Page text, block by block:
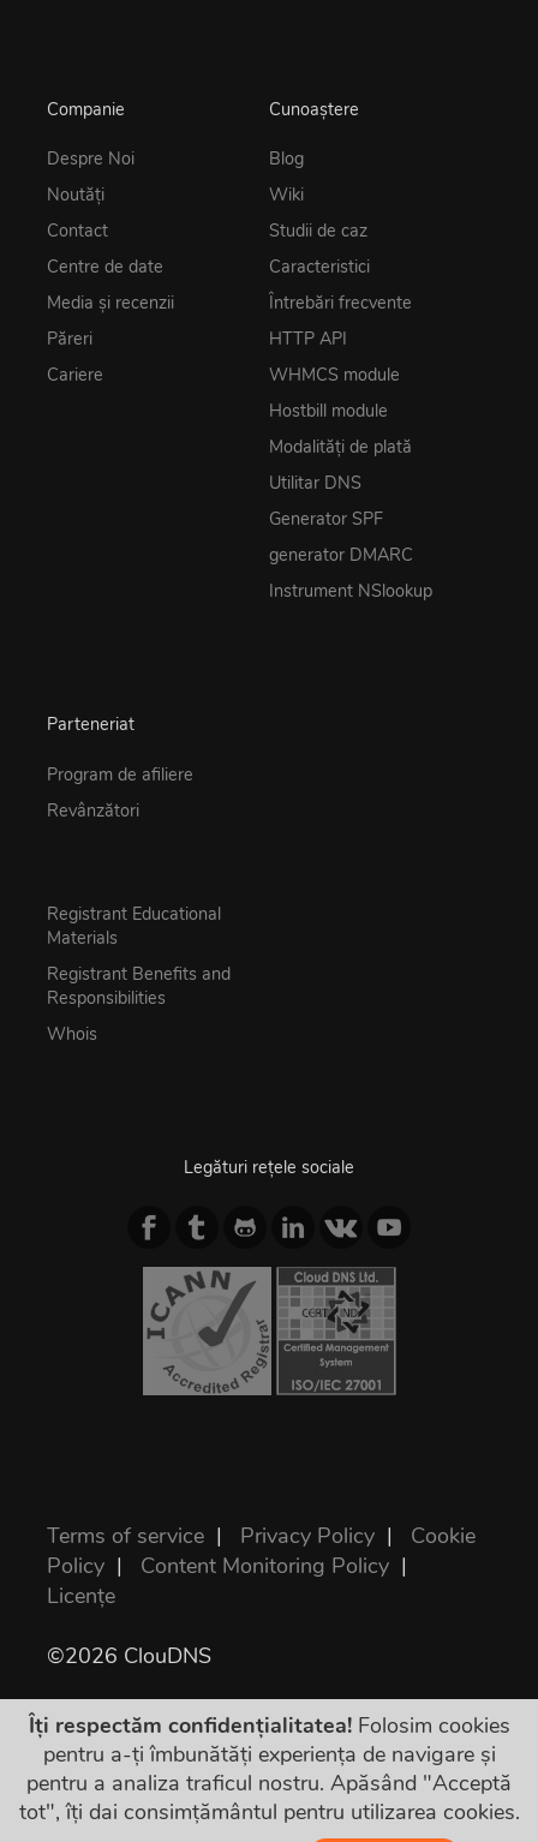
Companie
Despre Noi
Noutăţi
Contact
Centre de date
Media și recenzii
Păreri
Cariere
Cunoaștere
Blog
Wiki
Studii de caz
Caracteristici
Întrebări frecvente
HTTP API
WHMCS module
Hostbill module
Modalități de plată
Utilitar DNS
Generator SPF
generator DMARC
Instrument NSlookup
Parteneriat
Program de afiliere
Revânzători
Registrant Educational
Materials
Registrant Benefits and
Responsibilities
Whois
Legături rețele sociale
Terms of service | Privacy Policy | Cookie
Policy | Content Monitoring Policy |
Licențe
©2026 ClouDNS
Îți respectăm confidențialitatea!Folosim cookies
pentru a-ți îmbunătăți experiența de navigare și
pentru a analiza traficul nostru. Apăsând "Acceptă
tot", îți dai consimțământul pentru utilizarea cookies.